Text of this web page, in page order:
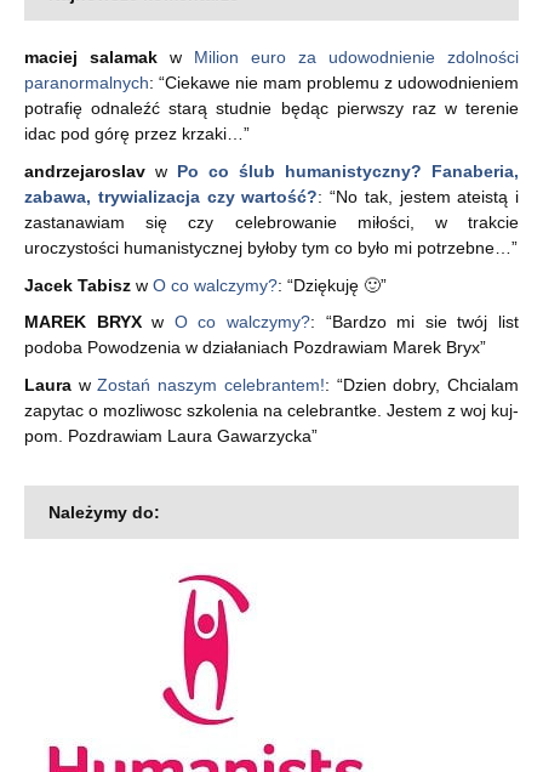
maciej salamak w Milion euro za udowodnienie zdolności
paranormalnych: “Ciekawe nie mam problemu z udowodnieniem
potrafię odnaleźć starą studnie będąc pierwszy raz w terenie
idac pod górę przez krzaki… ”
andrzejaroslav w Po co ślub humanistyczny? Fanaberia,
zabawa, trywializacja czy wartość?: “No tak, jestem ateistą i
zastanawiam się czy celebrowanie miłości, w trakcie
uroczystości humanistycznej byłoby tym co było mi potrzebne… ”
Jacek Tabisz w O co walczymy?: “Dziękuję 🙂”
MAREK BRYXw O co walczymy?: “Bardzo mi sie twój list
podoba Powodzenia w działaniach Pozdrawiam Marek Bryx”
Laura wZostań naszym celebrantem!: “Dzien dobry, Chcialam
zapytac o mozliwosc szkolenia na celebrantke. Jestem z woj kuj-
pom. Pozdrawiam Laura Gawarzycka”
Należymy do: